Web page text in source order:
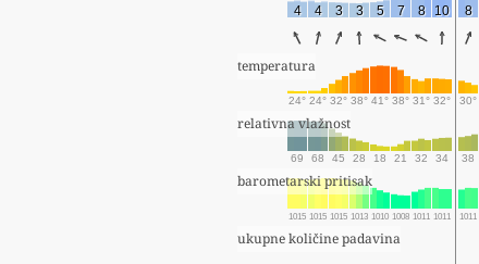
4 4 3 3 5 7 8 10 8
temperatura
24° 24° 32° 38° 41° 38° 31° 32° 30°
relativna vlažnost
69 68 45 28 18 21 32 34 38
barometarski pritisak
1015 1015 1015 1013 1010 1008 1011 1011 1011
ukupne količine padavina